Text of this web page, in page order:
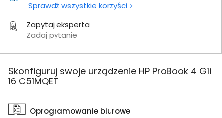
Sprawdź wszystkie korzyści
Zapytaj eksperta
Zadaj pytanie
Skonfiguruj swoje urządzenie HP ProBook 4 G1i
16 C51MQET
Oprogramowanie biurowe